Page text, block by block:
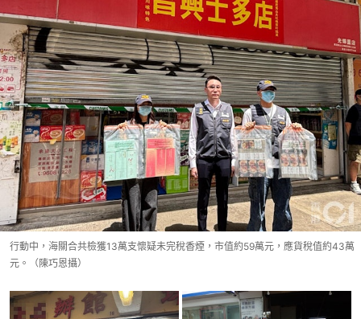
行動中，海關合共檢獲13萬支懷疑未完稅香煙，市值約59萬元，應貨稅值約43萬
元。（陳巧恩攝）